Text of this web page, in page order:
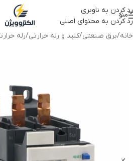
رد کردن به ناوبری
رد کردن به محتوای اصلی
منو
خانه/برق صنعتی/کلید و رله حرارتی/رله